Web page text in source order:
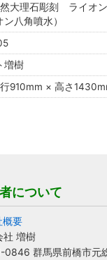
大理石彫刻 ライオン
八角噴水）
増樹
910mm × 高さ
について
要
社 増樹
0846 群馬県前橋市元